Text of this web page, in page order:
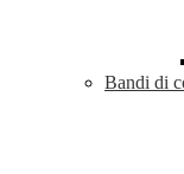
Bandi di